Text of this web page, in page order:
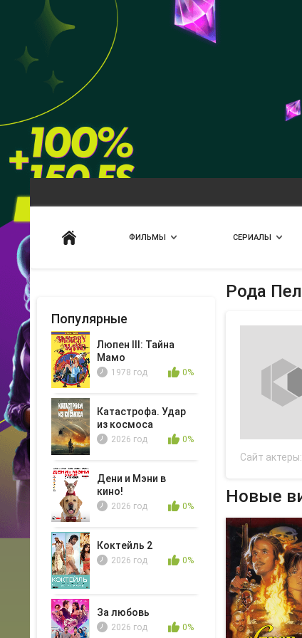
ФИЛЬМЫ СЕРИАЛЫ
Популярные
Люпен III: Тайна
Мамо
1978 год 0%
Катастрофа. Удар
из космоса
2026 год 0%
Дени и Мэни в
кино!
2026 год 0%
Коктейль 2
2026 год 0%
За любовь
2026 год 0%
Рода
Сайт актеры:
Новые